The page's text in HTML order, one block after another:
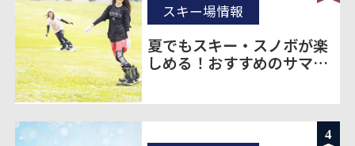
夏でもスキー・スノボが楽
しめる！おすすめのサマー
スキー場情報
4